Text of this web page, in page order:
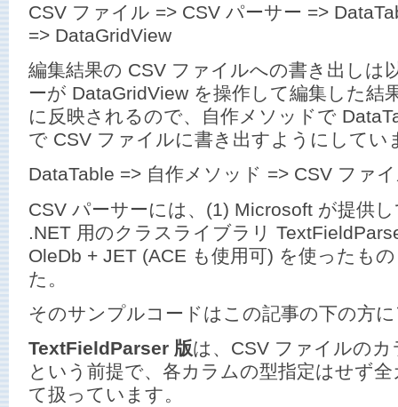
CSV ファイル => CSV パーサー =>
=> DataGridView
編集結果の CSV ファイルへの書き出しは
ーが DataGridView を操作して編集した結
に反映されるので、自作メソッドで
で CSV ファイルに書き出すようにしてい
DataTable => 自作メソッド => CSV ファ
CSV パーサーには、(1) Microsoft が提供
.NET 用のクラスライブラリ
OleDb + JET (ACE も使用可) を使ったも
た。
そのサンプルコードはこの記事の下の方
TextFieldParser 版は、CSV ファイルの
という前提で、各カラムの型指定はせず
て扱っています。